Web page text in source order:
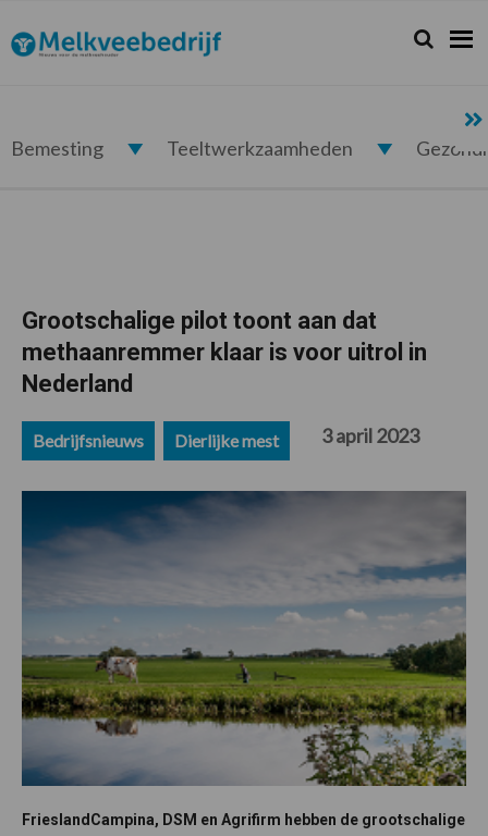
de
hoofdnavigatie
de
hoofd
de
eerste
de
voettekst
Melkveebedrijf.nl Zoeken...
Zoek
Bemesting Teeltwerkzaamheden
Grootschalige pilot toont aan dat
methaanremmer klaar is voor uitrol in
Nederland
Bedrijfsnieuws Dierlijke mest 3 april 2023
FrieslandCampina, DSM en Agrifirm hebben de grootschalige